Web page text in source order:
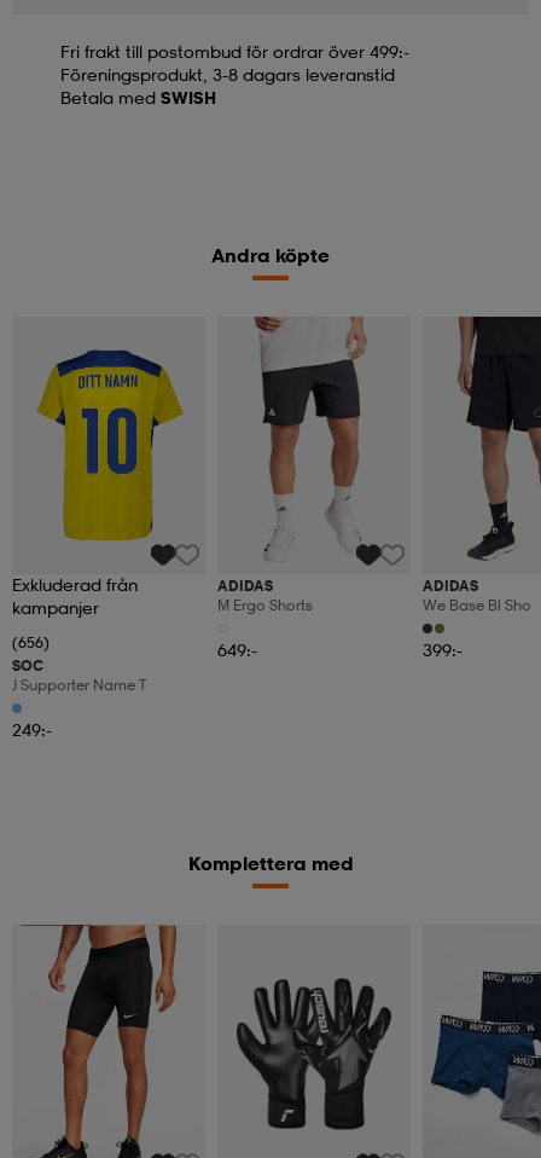
Fri frakt till postombud för ordrar över 499:-
Föreningsprodukt, 3-8 dagars leveranstid
Betala med SWISH
Andra köpte
Exkluderad från
kampanjer
(656)
SOC
J Supporter Name T
249:-
ADIDAS
M Ergo Shorts
649:-
ADIDAS
We Base Bl Sho
399:-
Komplettera med
Superdeal